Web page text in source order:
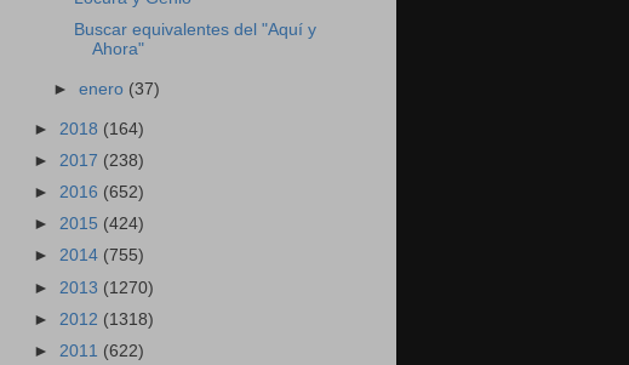
Buscar equivalentes del "Aquí y
Ahora"
►enero (37)
► 2018 (164)
► 2017 (238)
► 2016 (652)
► 2015 (424)
► 2014 (755)
► 2013 (1270)
► 2012 (1318)
► 2011 (622)